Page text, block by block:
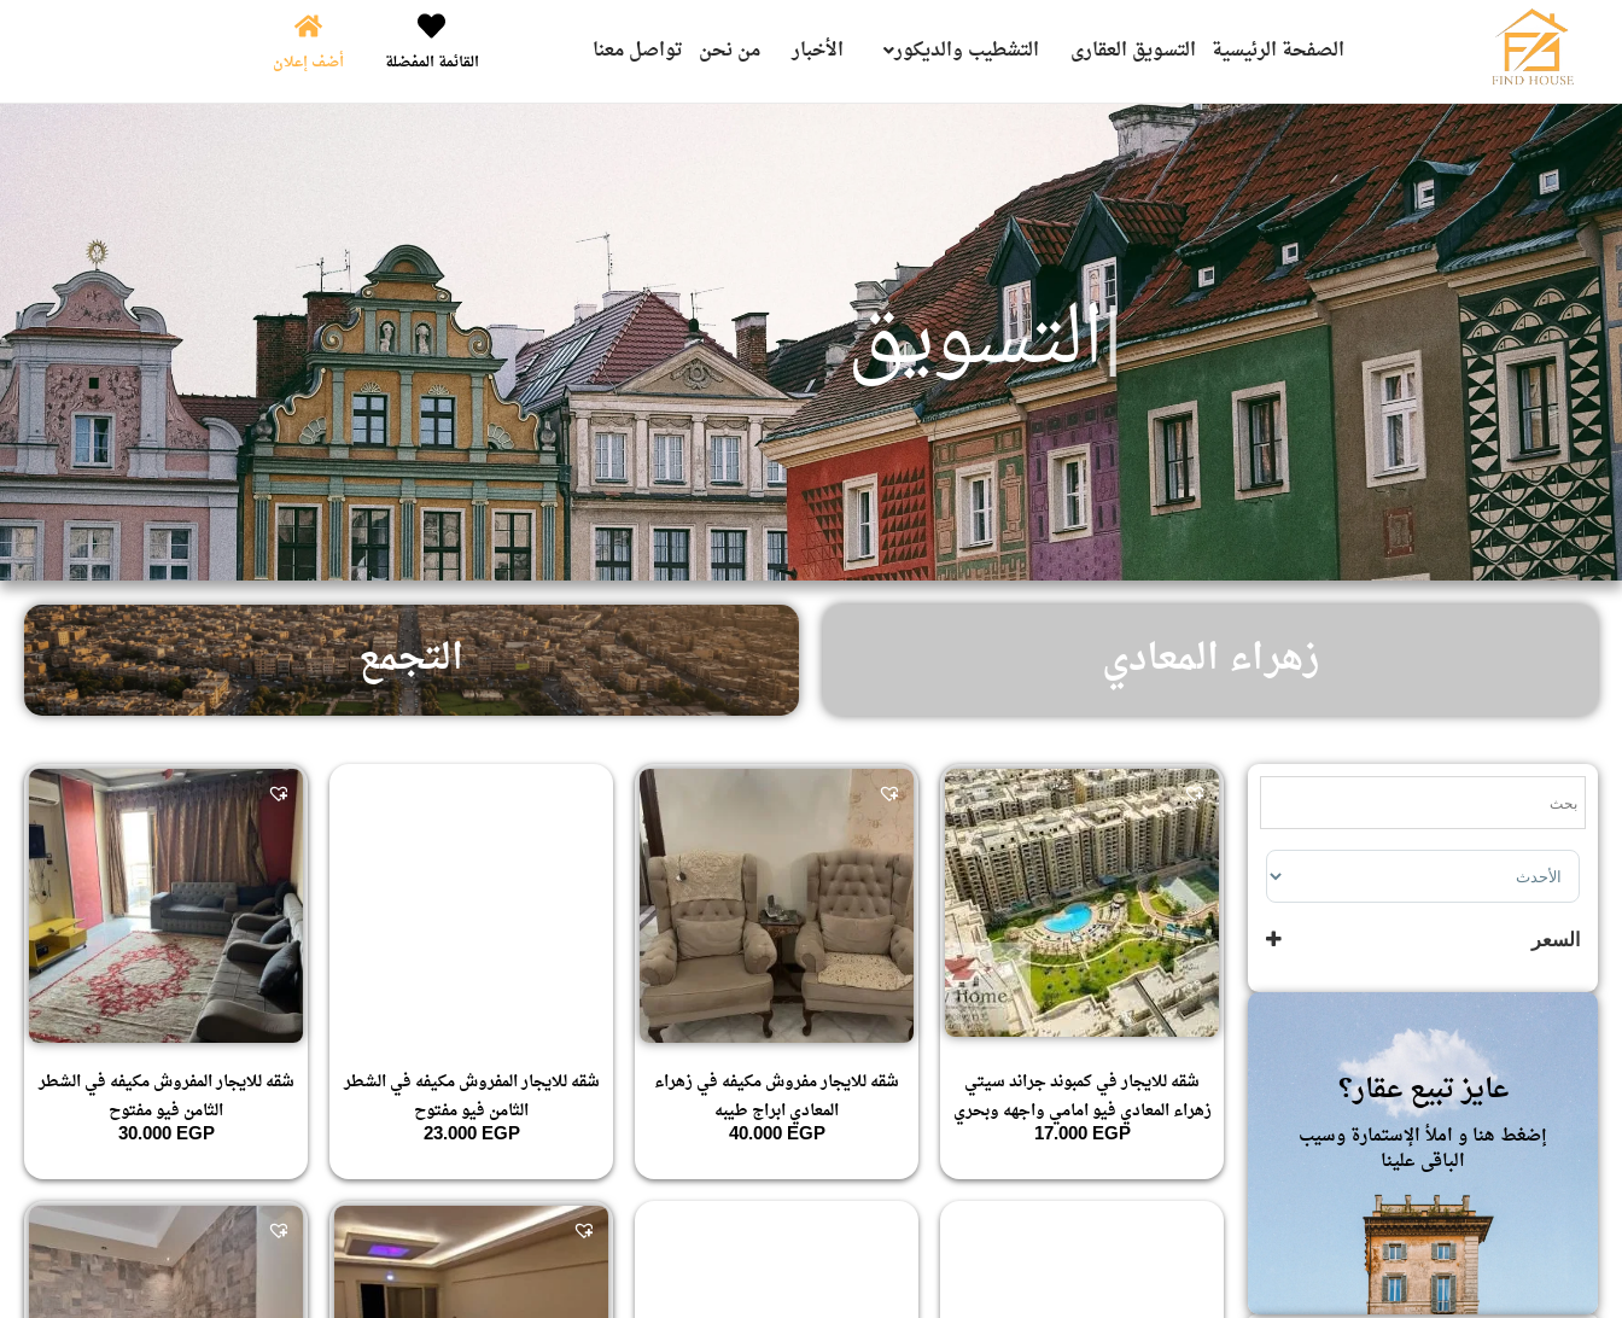
الصفحة الرئيسية التسويق العقارى التشطيب والديكور الأخبار من نحن تواصل معنا القائمة المفضلة أضف إعلان
التسويقالعقا |
زهراء المعادي التجمع
Sort Products
السعر
عايز تبيع عقار؟
إضغط هنا و املأ الإستمارة وسيب
الباقى علينا
شقه للايجار في كمبوند جراند سيتي
زهراء المعادي فيو امامي واجهه وبحري
17.000EGP
شقه للايجار مفروش مكيفه في زهراء
المعادي ابراج طيبه
40.000EGP
شقه للايجار المفروش مكيفه في الشطر
الثامن فيو مفتوح
23.000EGP
شقه للايجار المفروش مكيفه في الشطر
الثامن فيو مفتوح
30.000EGP